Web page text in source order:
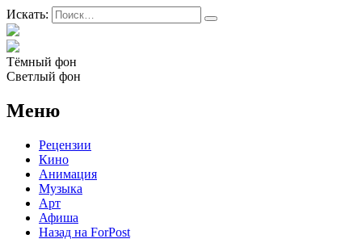
Искать:
Тёмный фон
Светлый фон
Меню
Рецензии
Кино
Анимация
Музыка
Арт
Афиша
Назад на ForPost